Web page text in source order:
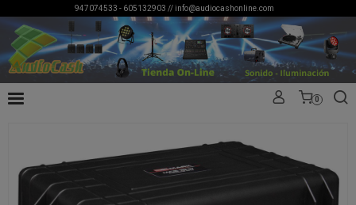
947074533 - 605132903 // info@audiocashonline.com
0